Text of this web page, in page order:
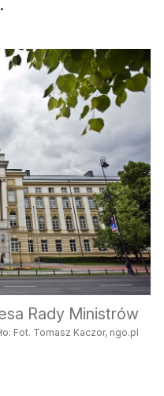
Rady Ministrów
Fot. Tomasz Kaczor, ngo.pl